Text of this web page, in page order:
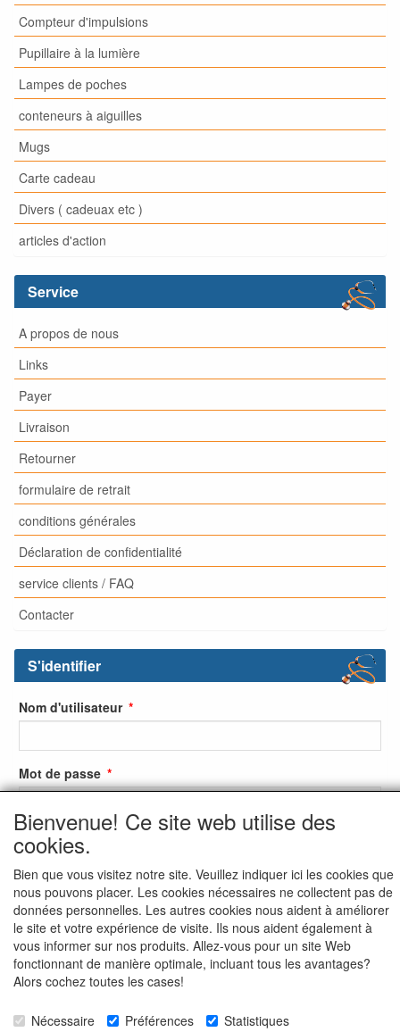
Compteur d'impulsions
Pupillaire à la lumière
Lampes de poches
conteneurs à aiguilles
Mugs
Carte cadeau
Divers ( cadeuax etc )
articles d'action
Service
A propos de nous
Links
Payer
Livraison
Retourner
formulaire de retrait
conditions générales
Déclaration de confidentialité
service clients / FAQ
Contacter
S'identifier
Nom d'utilisateur
Mot de passe
S'inscrire
Mot de passe oublié ?
Bienvenue! Ce site web utilise des
cookies.
Bien que vous visitez notre site. Veuillez indiquer ici les cookies que
nous pouvons placer. Les cookies nécessaires ne collectent pas de
données personnelles. Les autres cookies nous aident à améliorer
le site et votre expérience de visite. Ils nous aident également à
vous informer sur nos produits. Allez-vous pour un site Web
fonctionnant de manière optimale, incluant tous les avantages?
Alors cochez toutes les cases!
Nécessaire Préférences Statistiques